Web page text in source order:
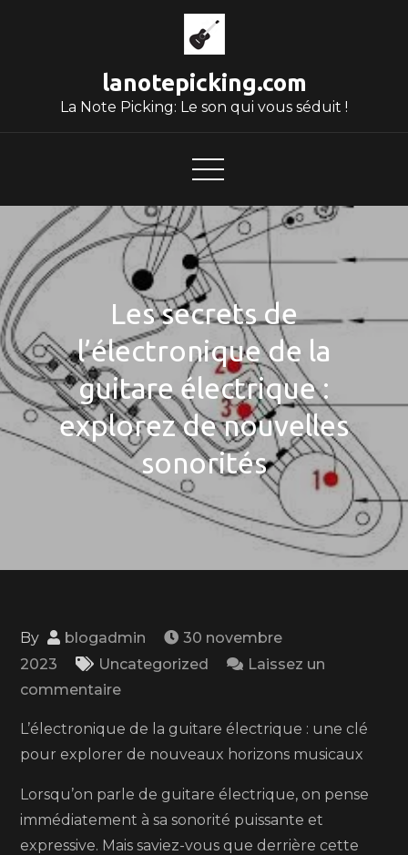
lanotepicking.com
La Note Picking: Le son qui vous séduit !
Les secrets de
l’électronique de la
guitare électrique :
explorez de nouvelles
sonorités
By blogadmin
30 novembre
2023
Uncategorized
Laissez un
commentaireon
secrets
de
l’électronique
de
la
L’électronique de la guitare électrique : une clé
pour explorer de nouveaux horizons musicaux
Lorsqu’on parle de guitare électrique, on pense
immédiatement à sa sonorité puissante et
expressive. Mais saviez-vous que derrière cette